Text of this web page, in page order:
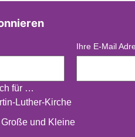
Ihre E-Mail
für …
Luther-Kirche
und Kleine